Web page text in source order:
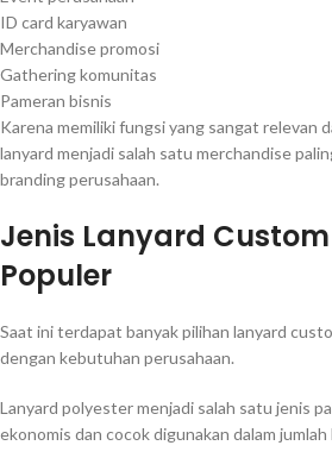
ID card karyawan
Merchandise promosi
Gathering komunitas
Pameran bisnis
Karena memiliki fungsi yang sangat relevan
lanyard menjadi salah satu merchandise
branding perusahaan.
Jenis Lanyard
Populer
Saat ini terdapat banyak pilihan lanyard
dengan kebutuhan perusahaan.
Lanyard polyester menjadi salah satu jenis
ekonomis dan cocok digunakan dalam jumlah